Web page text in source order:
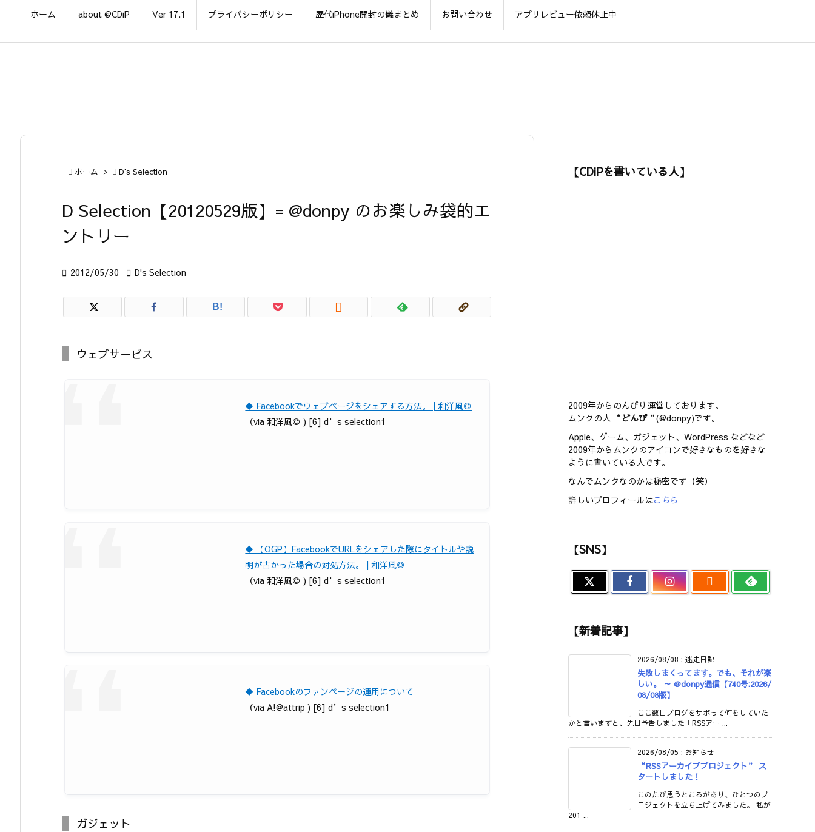
ホーム about @CDiP Ver 17.1 プライバシーポリシー 歴代iPhone開封の儀まとめ お問い合わせ アプリレビュー依頼休止中
 ホーム >  D's Selection
D Selection【20120529版】= @donpy のお楽しみ袋的エ
ントリー
 2012/05/30  D's Selection
B! 
ウェブサービス
◆ Facebookでウェブページをシェアする方法。 | 和洋風◎
（via 和洋風◎ ) [6] d’s selection1
◆ 【OGP】FacebookでURLをシェアした際にタイトルや説
明が古かった場合の対処方法。 | 和洋風◎
（via 和洋風◎ ) [6] d’s selection1
◆ Facebookのファンページの運用について
（via A!@attrip ) [6] d’s selection1
ガジェット
【CDiPを書いている人】
2009年からのんびり運営しております。
ムンクの人 “ どんぴ“(@donpy)です。
Apple、ゲーム、ガジェット、WordPress などなど
2009年からムンクのアイコンで好きなものを好きな
ように書いている人です。
なんでムンクなのかは秘密です（笑）
詳しいプロフィールはこちら
【SNS】

【新着記事】
2026/08/08 : 迷走日記
失敗しまくってます。でも、それが楽
しい。 ～ @donpy通信【740号:2026/
08/08版】
ここ数日ブログをサボって何をしていた
かと言いますと、先日予告しました「RSSアー ...
2026/08/05 : お知らせ
“RSSアーカイブプロジェクト” ス
タートしました！
このたび思うところがあり、ひとつのプ
ロジェクトを立ち上げてみました。 私が
201 ...